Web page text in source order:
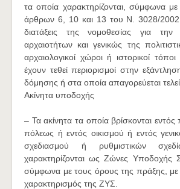
τα οποία χαρακτηρίζονται, σύμφωνα με
άρθρων 6, 10 και 13 του Ν. 3028/2002
διατάξεις της νομοθεσίας για
αρχαιοτήτων και γενικώς της
αρχαιολογικοί χώροι ή ιστορικοί
έχουν τεθεί περιορισμοί στην
δόμησης ή στα οποία απαγορεύεται
Ακίνητα υποδοχής
– Τα ακίνητα τα οποία βρίσκονται εντός
πόλεως ή εντός οικισμού ή εντός
σχεδιασμού ή ρυθμιστικών
χαρακτηρίζονται ως Ζώνες Υποδοχής
σύμφωνα με τους όρους της πράξης, με
χαρακτηρισμός της ΖΥΣ.